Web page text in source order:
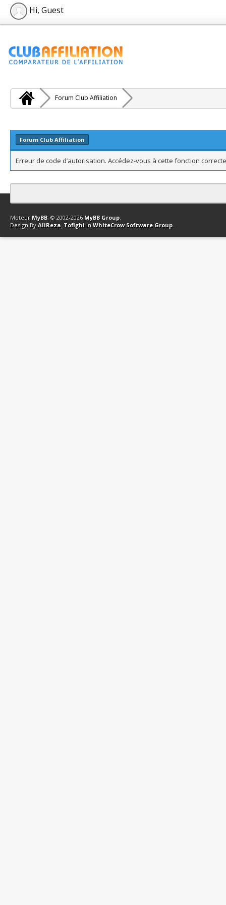
Hi, Guest
Forum Club Affiliation
Forum Club Affiliation
Erreur de code d’autorisation. Accédez-vous à cette fonction
Contact Club Affiliation Retourner en haut Version bas-débit
Moteur MyBB, © 2002-2026 MyBB Group.
Design By AliReza_Tofighi In WhiteCrow Software Group.